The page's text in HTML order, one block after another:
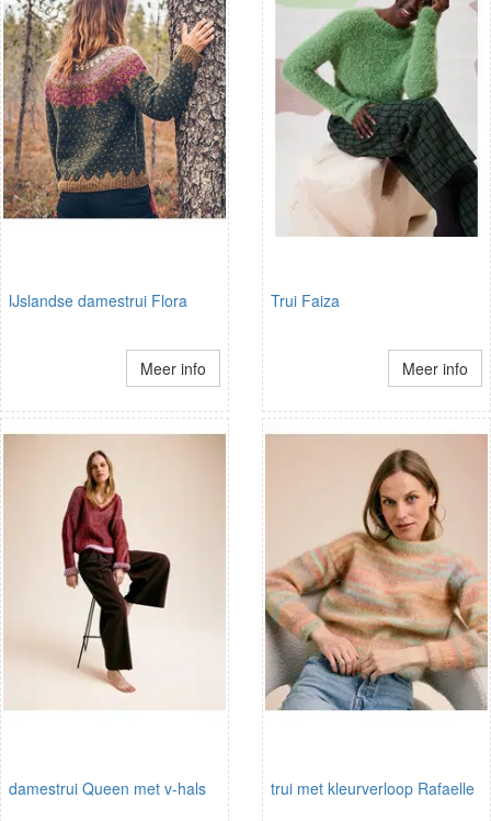
IJslandse damestrui Flora
Meer info
Trui Faiza
Meer info
damestrui Queen met v-hals trui met kleurverloop Rafaelle